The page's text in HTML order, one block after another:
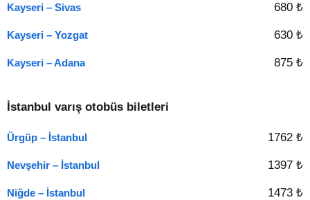
Kayseri – Sivas 680 ₺
Kayseri – Yozgat 630 ₺
Kayseri – Adana 875 ₺
İstanbul varış otobüs biletleri
Ürgüp – İstanbul 1762 ₺
Nevşehir – İstanbul 1397 ₺
Niğde – İstanbul 1473 ₺